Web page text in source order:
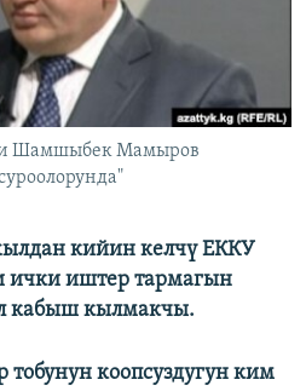
Шамшыбек Мамыров
кийин келчү ЕККУ
ички иштер тармагын
кабыш кылмакчы.
коопсуздугун ким